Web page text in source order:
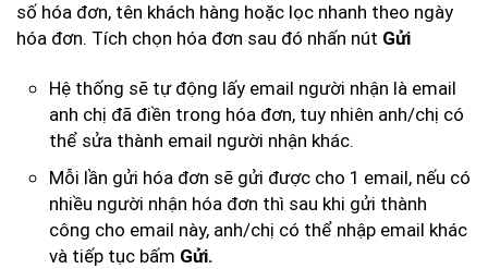
số hóa đơn, tên khách hàng hoặc lọc nhanh theo ngày
hóa đơn. Tích chọn hóa đơn sau đó nhấn nút Gửi
Hệ thống sẽ tự động lấy email người nhận là email
anh chị đã điền trong hóa đơn, tuy nhiên anh/chị có
thể sửa thành email người nhận khác.
Mỗi lần gửi hóa đơn sẽ gửi được cho 1 email, nếu có
nhiều người nhận hóa đơn thì sau khi gửi thành
công cho email này, anh/chị có thể nhập email khác
và tiếp tục bấm Gửi.